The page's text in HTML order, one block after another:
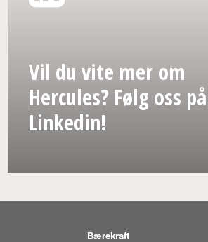
Vil du vite mer om
Hercules? Følg oss på
Linkedin!
Bærekraft